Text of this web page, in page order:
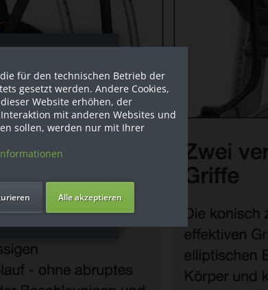
für den technischen Betrieb der
gesetzt werden. Andere Cookies,
Website erhöhen, der
mit anderen Websites und
sollen, werden nur mit Ihrer
Alle akzeptieren
hier?
Shop, Preise
ausgespielt!
eine Firma